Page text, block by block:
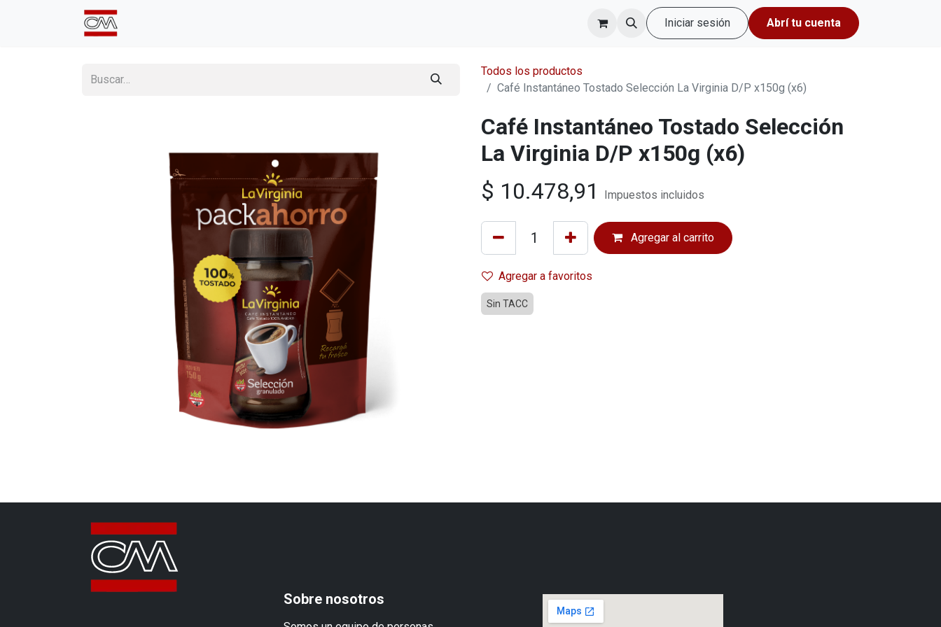
Iniciar sesión Abrí tu cuenta
Todos los productos
Café Instantáneo Tostado Selección La Virginia D/P x150g (x6)
Café Instantáneo Tostado Selección
La Virginia D/P x150g (x6)
$ 10.478,91 Impuestos incluidos
Agregar al carrito
Agregar a favoritos
Sin TACC
Sobre nosotros